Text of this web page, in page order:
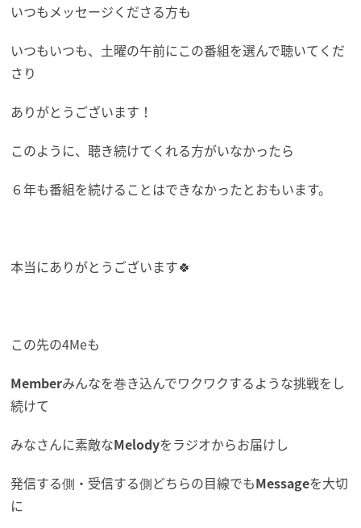
いつもメッセージくださる方も
いつもいつも、土曜の午前にこの番組を選んで聴いてくだ
さり
ありがとうございます！
このように、聴き続けてくれる方がいなかったら
６年も番組を続けることはできなかったとおもいます。
本当にありがとうございます🍀
この先の4Meも
Memberみんなを巻き込んでワクワクするような挑戦をし
続けて
みなさんに素敵なMelodyをラジオからお届けし
発信する側・受信する側どちらの目線でもMessageを大切
に